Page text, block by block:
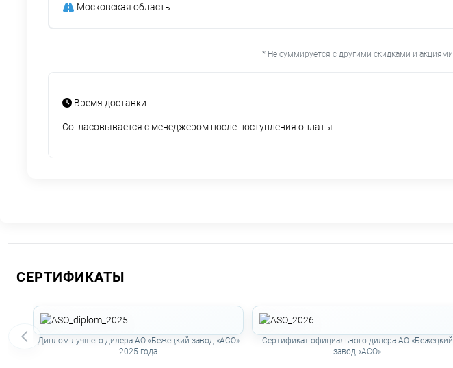
Московская область
* Не суммируется с другими скидками и акциями
Время доставки
Согласовывается с менеджером после поступления оплаты
СЕРТИФИКАТЫ
Диплом лучшего дилера АО «Бежецкий завод «АСО»
2025 года
Сертификат официального дилера АО «Бежецкий
завод «АСО»